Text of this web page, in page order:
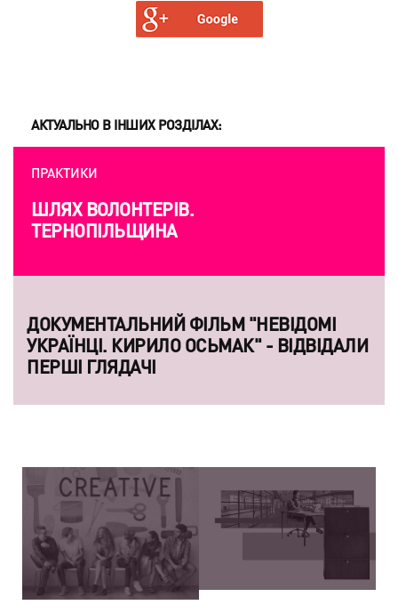
АКТУАЛЬНО В ІНШИХ РОЗДІЛАХ:
ПРАКТИКИ
ШЛЯХ ВОЛОНТЕРІВ.
ТЕРНОПІЛЬЩИНА
ДОКУМЕНТАЛЬНИЙ ФІЛЬМ "НЕВІДОМІ
УКРАЇНЦІ. КИРИЛО ОСЬМАК" - ВІДВІДАЛИ
ПЕРШІ ГЛЯДАЧІ